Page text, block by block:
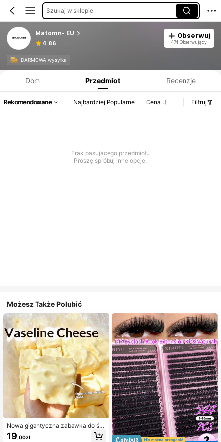
Szukaj w sklepie
Matomn- EU
4.86
Obserwuj
474 Obserwujący
DARMOWA wysyłka
Dom Przedmiot Recenzje
Rekomendowane Najbardziej Popularne Cena Filtruj
Brak pasujacego przedmiotu
Proszę spróbuj inne opcje.
Możesz Także Polubić
Nowa gigantyczna zabawka do ści
skania w kształcie sera z nadzienie
m, kwadratowa piłka serowa do ści
19 ,00zł